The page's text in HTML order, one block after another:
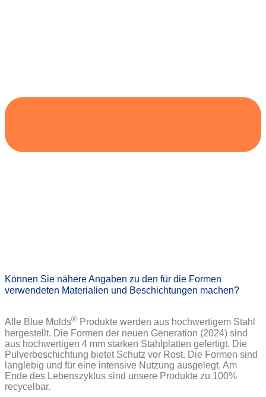
Können Sie nähere Angaben zu den für die Formen
verwendeten Materialien und Beschichtungen machen?
Alle Blue Molds® Produkte werden aus hochwertigem Stahl
hergestellt. Die Formen der neuen Generation (2024) sind
aus hochwertigen 4 mm starken Stahlplatten gefertigt. Die
Pulverbeschichtung bietet Schutz vor Rost. Die Formen sind
langlebig und für eine intensive Nutzung ausgelegt. Am
Ende des Lebenszyklus sind unsere Produkte zu 100%
recycelbar.